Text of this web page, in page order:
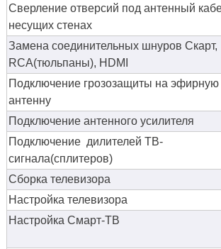
Сверление отверсий под антенный
несущих стенах
Замена соединительных шнуров Скарт,
RCA(тюльпаны), HDMI
Подключение грозозащиты на эфирную
антенну
Подключение антенного усилителя
Подключение дилителей ТВ-
сигнала(сплитеров)
Сборка телевизора
Настройка телевизора
Настройка Смарт-ТВ